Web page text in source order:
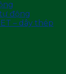
động
– dây thép